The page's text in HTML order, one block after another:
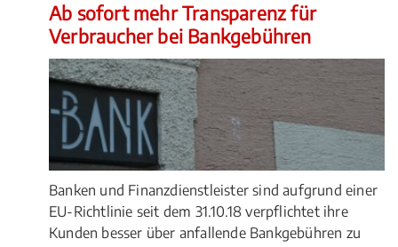
Ab sofort mehr Transparenz für
Verbraucher bei Bankgebühren
Banken und Finanzdienstleister sind aufgrund einer
EU-Richtlinie seit dem 31.10.18 verpflichtet ihre
Kunden besser über anfallende Bankgebühren zu